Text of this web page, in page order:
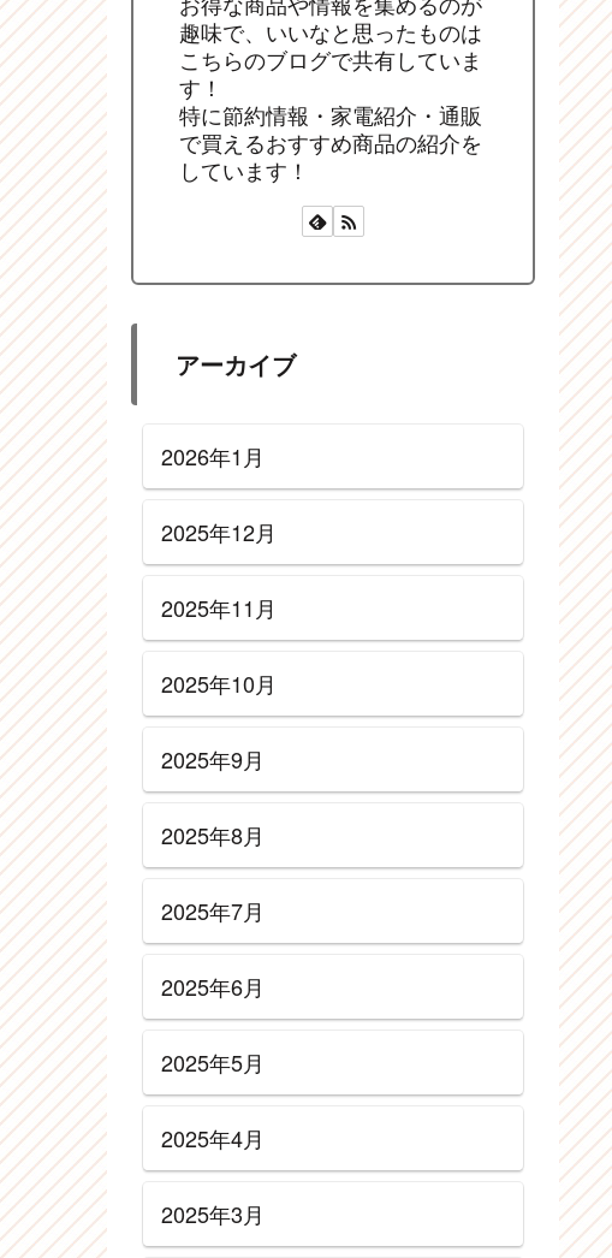
趣味で、いいなと思ったものは
こちらのブログで共有していま
す！
特に節約情報・家電紹介・通販
で買えるおすすめ商品の紹介を
しています！
アーカイブ
2026年1月
2025年12月
2025年11月
2025年10月
2025年9月
2025年8月
2025年7月
2025年6月
2025年5月
2025年4月
2025年3月